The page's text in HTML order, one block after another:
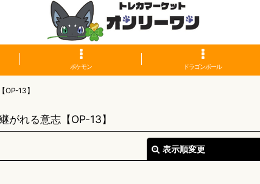
ポケモン ドラゴンボール
OP-13】
がれる意志【OP-13】
表示順変更